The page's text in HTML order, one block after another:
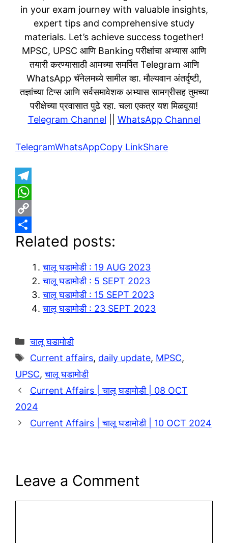
in your exam journey with valuable insights,
expert tips and comprehensive study
materials. Let’s achieve success together!
MPSC, UPSC आणि Banking परीक्षांचा अभ्यास आणि
तयारी करण्यासाठी आमच्या समर्पित Telegram आणि
WhatsApp चॅनेलमध्ये सामील व्हा. मौल्यवान अंतर्दृष्टी,
तज्ञांच्या टिप्स आणि सर्वसमावेशक अभ्यास सामग्रीसह तुमच्या
परीक्षेच्या प्रवासात पुढे रहा. चला एकत्र यश मिळवूया!
Telegram Channel
WhatsApp Channel
TelegramWhatsAppCopy LinkShare
T
e
e
W
h
a
C
o
k
S
Related posts:
चालू घडामोडी : 19 AUG 2023
चालू घडामोडी : 5 SEPT 2023
चालू घडामोडी : 15 SEPT 2023
चालू घडामोडी : 23 SEPT 2023
Categories
चालू घडामोडी
Tags
Current affairs, daily update, MPSC,
UPSC,चालू घडामोडी
Current Affairs | चालू घडामोडी | 08 OCT
2024
Current Affairs | चालू घडामोडी | 10 OCT 2024
Leave a Comment